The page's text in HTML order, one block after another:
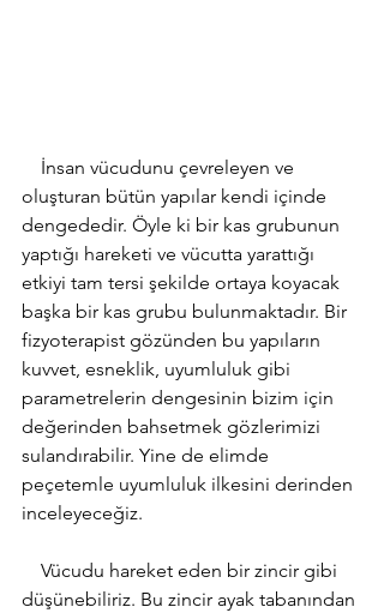
İnsan vücudunu çevreleyen ve
oluşturan bütün yapılar kendi içinde
dengededir. Öyle ki bir kas grubunun
yaptığı hareketi ve vücutta yarattığı
etkiyi tam tersi şekilde ortaya koyacak
başka bir kas grubu bulunmaktadır. Bir
fizyoterapist gözünden bu yapıların
kuvvet, esneklik, uyumluluk gibi
parametrelerin dengesinin bizim için
değerinden bahsetmek gözlerimizi
sulandırabilir. Yine de elimde
peçetemle uyumluluk ilkesini derinden
inceleyeceğiz.
Vücudu hareket eden bir zincir gibi
düşünebiliriz. Bu zincir ayak tabanından